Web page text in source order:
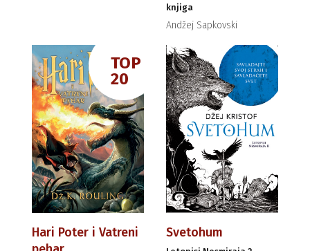
knjiga
Andžej Sapkovski
TOP
20
Hari Poter i Vatreni
Svetohum